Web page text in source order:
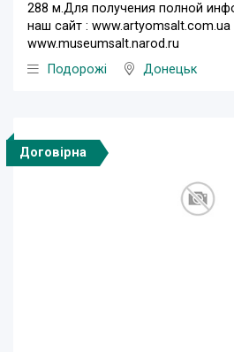
288 м.Для получения полной
наш сайт : www.artyomsalt.com.ua
www.museumsalt.narod.ru
Подорожі
Донецьк
Договірна